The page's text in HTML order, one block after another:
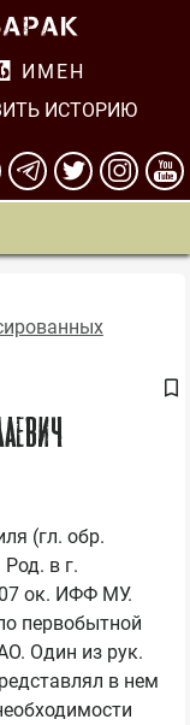
ИМЕН
ИСТОРИЮ
(гл. обр.
в г.
ок. ИФФ МУ.
первобытной
Один из рук.
в нем